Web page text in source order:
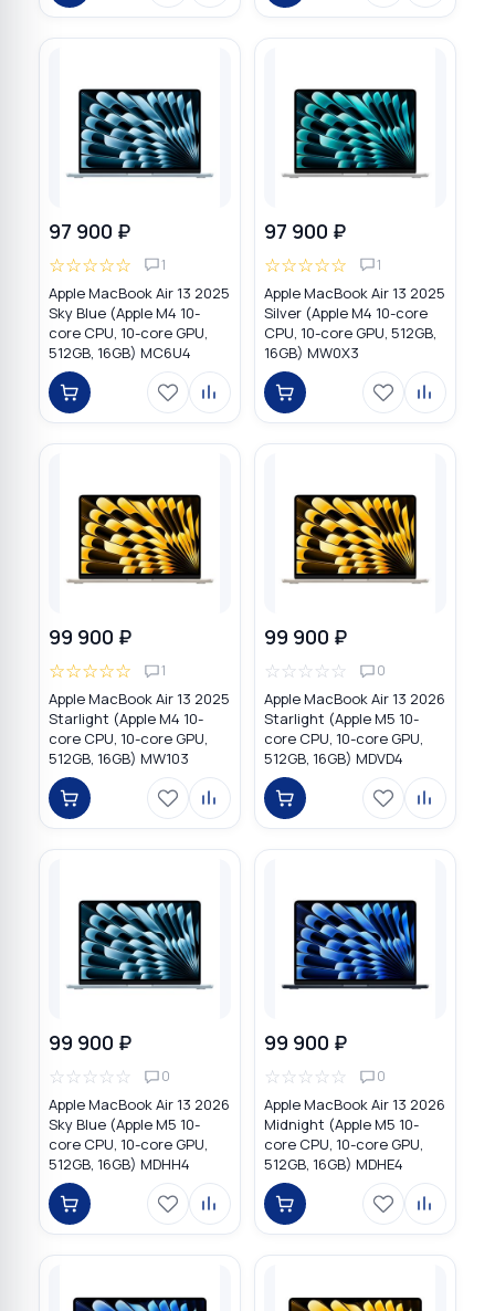
97 900 ₽
☆☆☆☆☆ 1
Apple MacBook Air 13 2025
Sky Blue (Apple M4 10-
core CPU, 10-core GPU,
512GB, 16GB) MC6U4
97 900 ₽
☆☆☆☆☆ 1
Apple MacBook Air 13 2025
Silver (Apple M4 10-core
CPU, 10-core GPU, 512GB,
16GB) MW0X3
99 900 ₽
☆☆☆☆☆ 1
Apple MacBook Air 13 2025
Starlight (Apple M4 10-
core CPU, 10-core GPU,
512GB, 16GB) MW103
99 900 ₽
☆☆☆☆☆ 0
Apple MacBook Air 13 2026
Starlight (Apple M5 10-
core CPU, 10-core GPU,
512GB, 16GB) MDVD4
99 900 ₽
☆☆☆☆☆ 0
Apple MacBook Air 13 2026
Sky Blue (Apple M5 10-
core CPU, 10-core GPU,
512GB, 16GB) MDHH4
99 900 ₽
☆☆☆☆☆ 0
Apple MacBook Air 13 2026
Midnight (Apple M5 10-
core CPU, 10-core GPU,
512GB, 16GB) MDHE4